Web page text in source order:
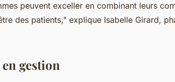
peuvent exceller en combinant leurs
des patients," explique Isabelle Girard,
gestion